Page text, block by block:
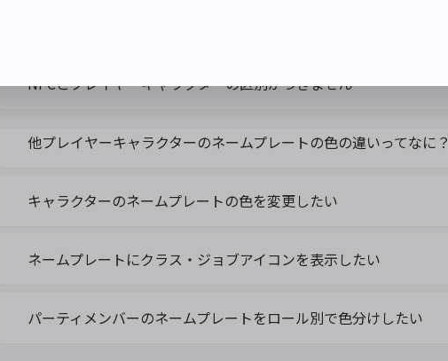
ネームプレート
NPCとプレイヤーキャラクターの区別がつきません
他プレイヤーキャラクターのネームプレートの色の違いってなに？
キャラクターのネームプレートの色を変更したい
ネームプレートにクラス・ジョブアイコンを表示したい
パーティメンバーのネームプレートをロール別で色分けしたい